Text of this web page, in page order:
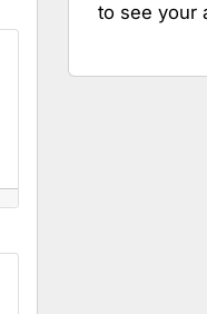
to see your